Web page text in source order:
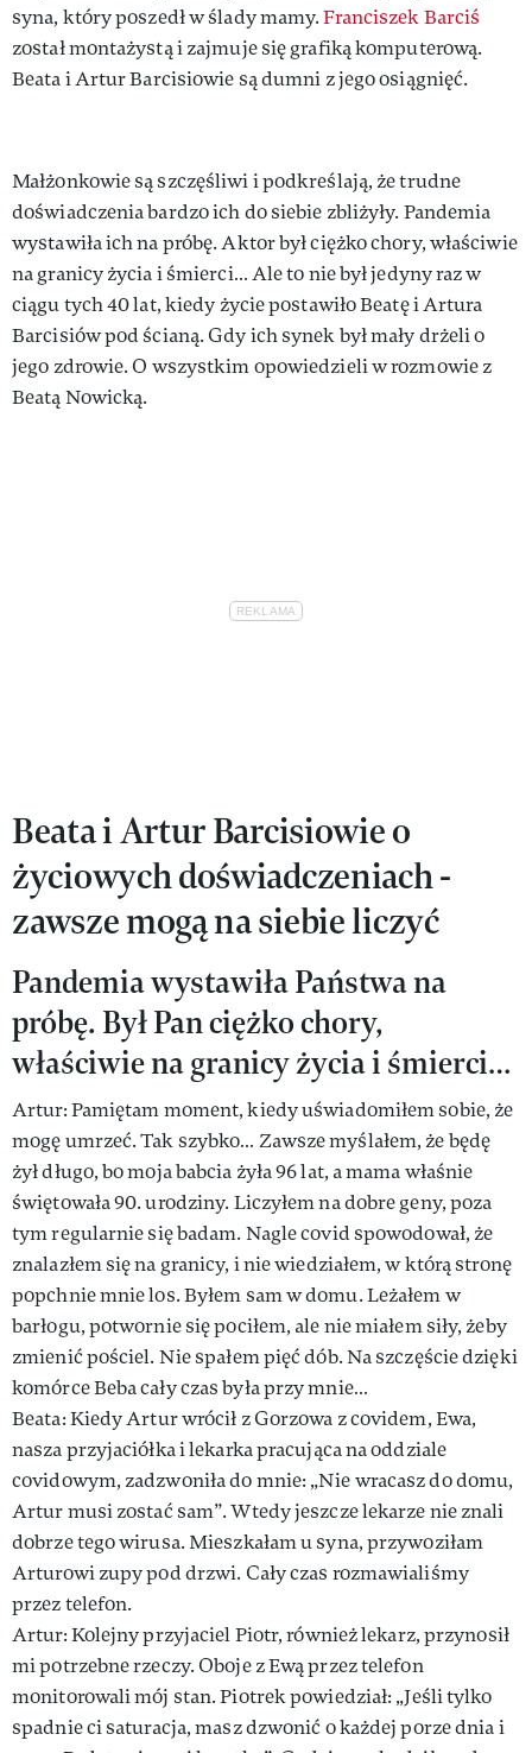
syna, który poszedł w ślady mamy.Franciszek Barciś
został montażystą i zajmuje się grafiką komputerową.
Beata i Artur Barcisiowie są dumni z jego osiągnięć.
Małżonkowie są szczęśliwi i podkreślają, że trudne
doświadczenia bardzo ich do siebie zbliżyły. Pandemia
wystawiła ich na próbę. Aktor był ciężko chory, właściwie
na granicy życia i śmierci… Ale to nie był jedyny raz w
ciągu tych 40 lat, kiedy życie postawiło Beatę i Artura
Barcisiów pod ścianą. Gdy ich synek był mały drżeli o
jego zdrowie. O wszystkim opowiedzieli w rozmowie z
Beatą Nowicką.
Beata i Artur Barcisiowie o
życiowych doświadczeniach -
zawsze mogą na siebie liczyć
Pandemia wystawiła Państwa na
próbę. Był Pan ciężko chory,
właściwie na granicy życia i śmierci…
Artur: Pamiętam moment, kiedy uświadomiłem sobie, że
mogę umrzeć. Tak szybko… Zawsze myślałem, że będę
żył długo, bo moja babcia żyła 96 lat, a mama właśnie
świętowała 90. urodziny. Liczyłem na dobre geny, poza
tym regularnie się badam. Nagle covid spowodował, że
znalazłem się na granicy, i nie wiedziałem, w którą stronę
popchnie mnie los. Byłem sam w domu. Leżałem w
barłogu, potwornie się pociłem, ale nie miałem siły, żeby
zmienić pościel. Nie spałem pięć dób. Na szczęście dzięki
komórce Beba cały czas była przy mnie…
Beata: Kiedy Artur wrócił z Gorzowa z covidem, Ewa,
nasza przyjaciółka i lekarka pracująca na oddziale
covidowym, zadzwoniła do mnie: „Nie wracasz do domu,
Artur musi zostać sam”. Wtedy jeszcze lekarze nie znali
dobrze tego wirusa. Mieszkałam u syna, przywoziłam
Arturowi zupy pod drzwi. Cały czas rozmawialiśmy
przez telefon.
Artur: Kolejny przyjaciel Piotr, również lekarz, przynosił
mi potrzebne rzeczy. Oboje z Ewą przez telefon
monitorowali mój stan. Piotrek powiedział: „Jeśli tylko
spadnie ci saturacja, masz dzwonić o każdej porze dnia i